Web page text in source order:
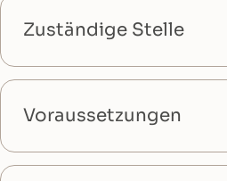
Zuständige Stelle
Voraussetzungen